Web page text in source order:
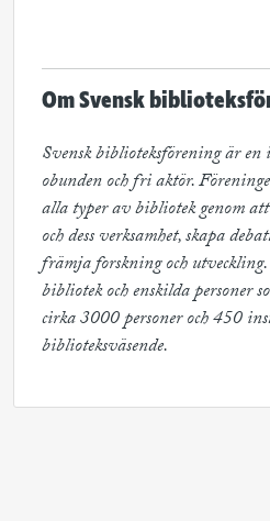
Om Svensk
Svensk biblioteksförening är
obunden och fri aktör.
alla typer av bibliotek genom
och dess verksamhet, skapa
främja forskning och
bibliotek och enskilda personer
cirka 3000 personer och 450
biblioteksväsende.